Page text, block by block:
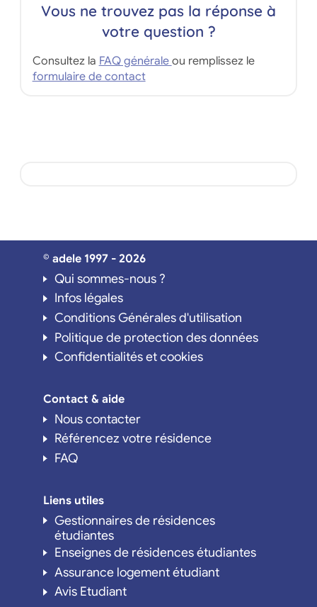
Vous ne trouvez pas la réponse à
votre question ?
Consultez la FAQ générale ou remplissez le
formulaire de contact
© adele 1997 - 2026
Qui sommes-nous ?
Infos légales
Conditions Générales d'utilisation
Politique de protection des données
Confidentialités et cookies
Contact & aide
Nous contacter
Référencez votre résidence
FAQ
Liens utiles
Gestionnaires de résidences
étudiantes
Enseignes de résidences étudiantes
Assurance logement étudiant
Avis Etudiant